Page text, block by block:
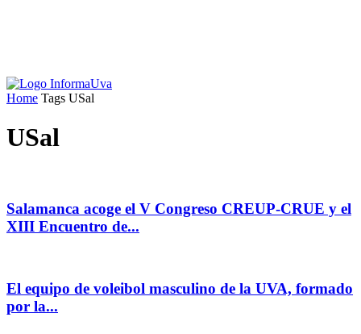
Home Tags USal
USal
Salamanca acoge el V Congreso CREUP-CRUE y el
XIII Encuentro de...
El equipo de voleibol masculino de la UVA, formado
por la...